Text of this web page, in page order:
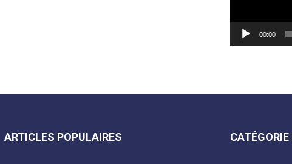
00:00
ARTICLES POPULAIRES